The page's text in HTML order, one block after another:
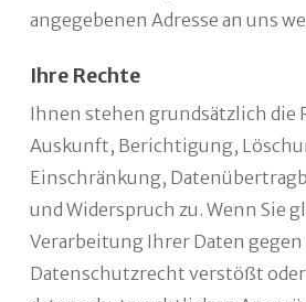
angegebenen Adresse an uns
Ihre Rechte
Ihnen stehen grundsätzlich die
Auskunft, Berichtigung,
Einschränkung,
und Widerspruch zu. Wenn Sie
Verarbeitung Ihrer Daten gegen
Datenschutzrecht verstößt